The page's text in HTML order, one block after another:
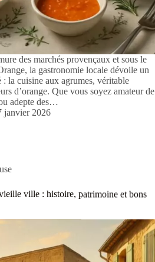
des marchés provençaux et sous le
la gastronomie locale dévoile un
: la cuisine aux agrumes, véritable
d’orange. Que vous soyez amateur de
adepte des…
janvier 2026
ville : histoire, patrimoine et bons